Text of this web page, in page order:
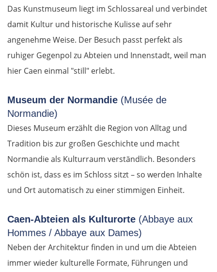
Das Kunstmuseum liegt im Schlossareal und verbindet
damit Kultur und historische Kulisse auf sehr
angenehme Weise. Der Besuch passt perfekt als
ruhiger Gegenpol zu Abteien und Innenstadt, weil man
hier Caen einmal "still" erlebt.
Museum der Normandie (Musée de
Normandie)
Dieses Museum erzählt die Region von Alltag und
Tradition bis zur großen Geschichte und macht
Normandie als Kulturraum verständlich. Besonders
schön ist, dass es im Schloss sitzt – so werden Inhalte
und Ort automatisch zu einer stimmigen Einheit.
Caen-Abteien als Kulturorte (Abbaye aux
Hommes / Abbaye aux Dames)
Neben der Architektur finden in und um die Abteien
immer wieder kulturelle Formate, Führungen und
Vilnius
Polen
Suwałki
Ełk
Wyszków
Żyrardów